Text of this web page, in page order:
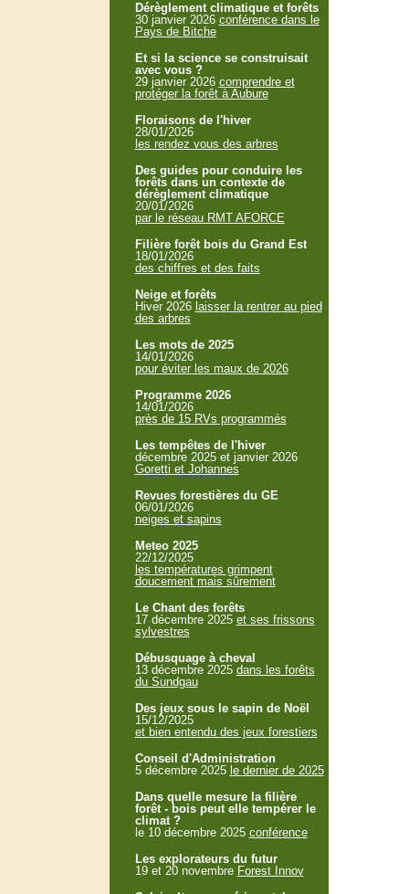
Dérèglement climatique et forêts
30 janvier 2026 conférence dans le
Pays de Bitche
Et si la science se construisait
avec vous ?
29 janvier 2026 comprendre et
protéger la forêt à Aubure
Floraisons de l'hiver
28/01/2026
les rendez vous des arbres
Des guides pour conduire les
forêts dans un contexte de
dérèglement climatique
20/01/2026
par le réseau RMT AFORCE
Filière forêt bois du Grand Est
18/01/2026
des chiffres et des faits
Neige et forêts
Hiver 2026 laisser la rentrer au pied
des arbres
Les mots de 2025
14/01/2026
pour éviter les maux de 2026
Programme 2026
14/01/2026
près de 15 RVs programmés
Les tempêtes de l'hiver
décembre 2025 et janvier 2026
Goretti et Johannes
Revues forestières du GE
06/01/2026
neiges et sapins
Meteo 2025
22/12/2025
les températures grimpent
doucement mais sûrement
Le Chant des forêts
17 décembre 2025 et ses frissons
sylvestres
Débusquage à cheval
13 décembre 2025 dans les forêts
du Sundgau
Des jeux sous le sapin de Noël
15/12/2025
et bien entendu des jeux forestiers
Conseil d'Administration
5 décembre 2025 le dernier de 2025
Dans quelle mesure la filière
forêt - bois peut elle tempérer le
climat ?
le 10 décembre 2025 conférence
Les explorateurs du futur
19 et 20 novembre Forest Innov